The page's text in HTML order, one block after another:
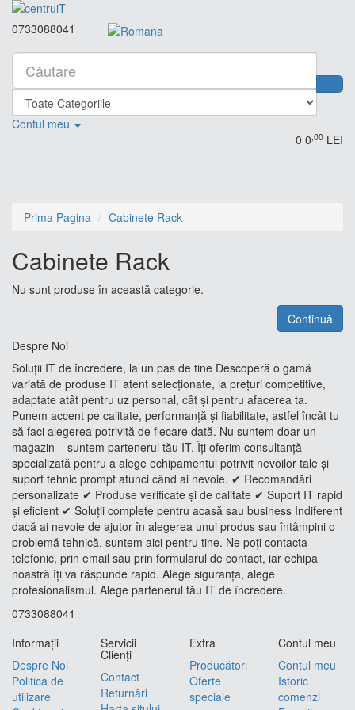
0733088041
Contul meu
0 0,00 LEI
Prima Pagina Cabinete Rack
Cabinete Rack
Nu sunt produse în această categorie.
Continuă
Despre Noi
Soluții IT de încredere, la un pas de tine Descoperă o gamă
variată de produse IT atent selecționate, la prețuri competitive,
adaptate atât pentru uz personal, cât și pentru afacerea ta.
Punem accent pe calitate, performanță și fiabilitate, astfel încât tu
să faci alegerea potrivită de fiecare dată. Nu suntem doar un
magazin – suntem partenerul tău IT. Îți oferim consultanță
specializată pentru a alege echipamentul potrivit nevoilor tale și
suport tehnic prompt atunci când ai nevoie. ✔ Recomandări
personalizate ✔ Produse verificate și de calitate ✔ Suport IT rapid
și eficient ✔ Soluții complete pentru acasă sau business Indiferent
dacă ai nevoie de ajutor în alegerea unui produs sau întâmpini o
problemă tehnică, suntem aici pentru tine. Ne poți contacta
telefonic, prin email sau prin formularul de contact, iar echipa
noastră îți va răspunde rapid. Alege siguranța, alege
profesionalismul. Alege partenerul tău IT de încredere.
0733088041
Informaţii
Despre Noi
Politica de
utilizare
Servicii
Clienţi
Contact
Returnări
Extra
Producători
Oferte
speciale
Contul meu
Contul meu
Istoric
comenzi